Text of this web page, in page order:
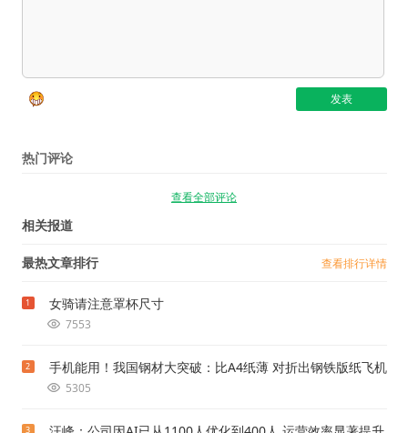
热门评论
查看全部评论
相关报道
最热文章排行 查看排行详情
1 女骑请注意罩杯尺寸
7553
2 手机能用！我国钢材大突破：比A4纸薄 对折出钢铁版纸飞机
5305
3